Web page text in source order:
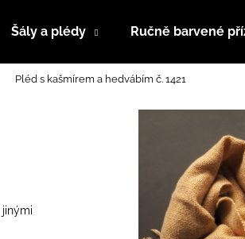
Šály a plédy Ručně barvené
Pléd s kašmírem a hedvábím č. 1421
Co